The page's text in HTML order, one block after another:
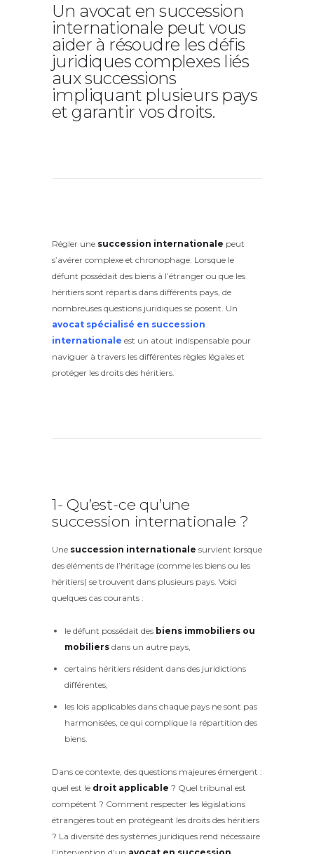
Un avocat en succession
internationale peut vous
aider à résoudre les défis
juridiques complexes liés
aux successions
impliquant plusieurs pays
et garantir vos droits.
Régler une succession internationale peut
s’avérer complexe et chronophage. Lorsque le
défunt possédait des biens à l’étranger ou que les
héritiers sont répartis dans différents pays, de
nombreuses questions juridiques se posent. Un
avocat spécialisé en succession
internationale est un atout indispensable pour
naviguer à travers les différentes règles légales et
protéger les droits des héritiers.
1- Qu’est-ce qu’une
succession internationale ?
Une succession internationale survient lorsque
des éléments de l’héritage (comme les biens ou les
héritiers) se trouvent dans plusieurs pays. Voici
quelques cas courants :
le défunt possédait des biens immobiliers ou
mobiliers dans un autre pays,
certains héritiers résident dans des juridictions
différentes,
les lois applicables dans chaque pays ne sont pas
harmonisées, ce qui complique la répartition des
biens.
Dans ce contexte, des questions majeures émergent :
quel est le droit applicable ? Quel tribunal est
compétent ? Comment respecter les législations
étrangères tout en protégeant les droits des héritiers
? La diversité des systèmes juridiques rend nécessaire